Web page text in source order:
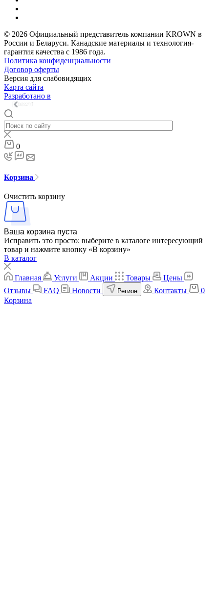
© 2026 Официальный представитель компании KROWN в
России и Беларуси. Канадские материалы и технология-
гарантия качества с 1986 года.
Политика конфиденциальности
Договор оферты
Версия для слабовидящих
Карта сайта
Разработано в
0
Корзина
Очистить корзину
Ваша корзина пуста
Исправить это просто: выберите в каталоге интересующий
товар и нажмите кнопку «В корзину»
В каталог
Главная Услуги Акции Товары
Цены
Отзывы
FAQ Новости Регион Контакты
0
Корзина